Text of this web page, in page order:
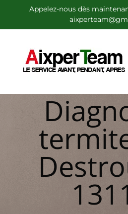
au
contenu
Appelez-nous dès